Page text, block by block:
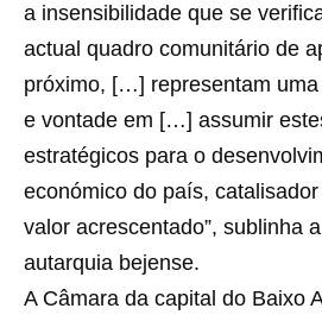
a insensibilidade que se
actual quadro comunitário de
próximo, […] representam
e vontade em […] assumir
estratégicos para o
económico do país,
valor acrescentado”, sublinha
autarquia bejense.
A Câmara da capital do Baixo